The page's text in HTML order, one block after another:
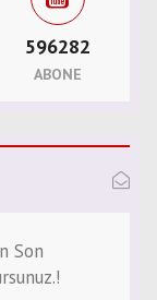
596282
ABONE
Son